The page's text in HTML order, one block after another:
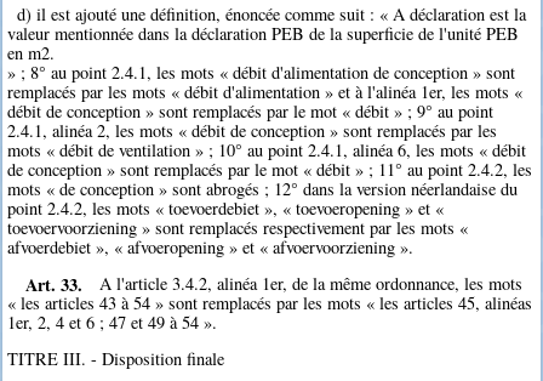
d) il est ajouté une définition, énoncée comme suit : « A déclaration est la
valeur mentionnée dans la déclaration PEB de la superficie de l'unité PEB
en m2.
» ; 8° au point 2.4.1, les mots « débit d'alimentation de conception » sont
remplacés par les mots « débit d'alimentation » et à l'alinéa 1er, les mots «
débit de conception » sont remplacés par le mot « débit » ; 9° au point
2.4.1, alinéa 2, les mots « débit de conception » sont remplacés par les
mots « débit de ventilation » ; 10° au point 2.4.1, alinéa 6, les mots « débit
de conception » sont remplacés par le mot « débit » ; 11° au point 2.4.2, les
mots « de conception » sont abrogés ; 12° dans la version néerlandaise du
point 2.4.2, les mots « toevoerdebiet », « toevoeropening » et «
toevoervoorziening » sont remplacés respectivement par les mots «
afvoerdebiet », « afvoeropening » et « afvoervoorziening ».
Art. 33.
A l'article 3.4.2, alinéa 1er, de la même ordonnance, les mots
« les articles 43 à 54 » sont remplacés par les mots « les articles 45, alinéas
1er, 2, 4 et 6 ; 47 et 49 à 54 ».
TITRE III. - Disposition finale